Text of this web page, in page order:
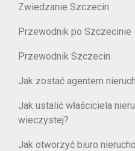
Zwiedzanie Szczecin
Przewodnik po Szczecinie
Przewodnik Szczecin
Jak zostać agentem
Jak ustalić właściciela
wieczystej?
Jak otworzyć biuro